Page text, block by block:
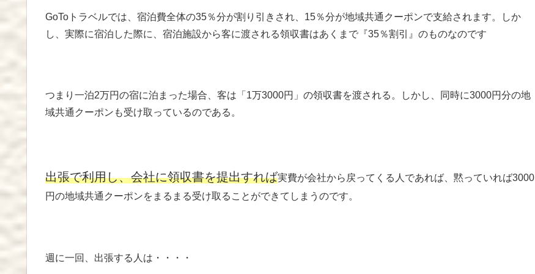
GoToトラベルでは、宿泊費全体の35％分が割り引きされ、15％分が地域共通クーポンで支給されます。しか
し、実際に宿泊した際に、宿泊施設から客に渡される領収書はあくまで『35％割引』のものなのです
つまり一泊2万円の宿に泊まった場合、客は「1万3000円」の領収書を渡される。しかし、同時に3000円分の地
域共通クーポンも受け取っているのである。
出張で利用し、会社に領収書を提出すれば実費が会社から戻ってくる人であれば、黙っていれば3000
円の地域共通クーポンをまるまる受け取ることができてしまうのです。
週に一回、出張する人は・・・・